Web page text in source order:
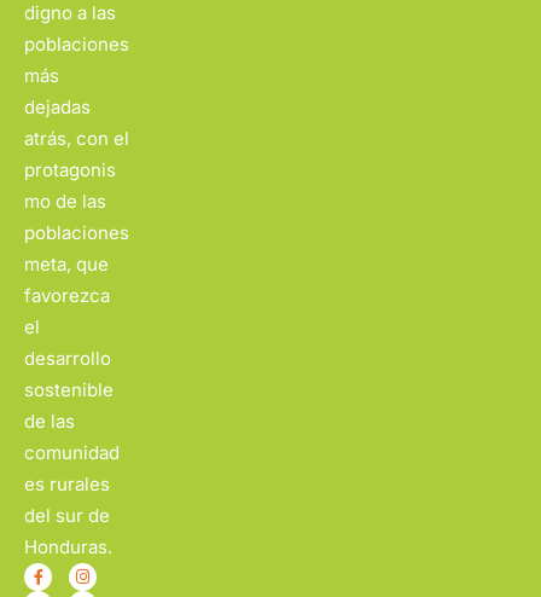
digno a las
poblaciones
más
dejadas
atrás, con el
protagonis
mo de las
poblaciones
meta, que
favorezca
el
desarrollo
sostenible
de las
comunidad
es rurales
del sur de
Honduras.